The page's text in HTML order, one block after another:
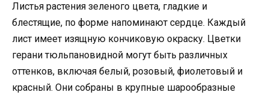
Листья растения зеленого цвета, гладкие и
блестящие, по форме напоминают сердце. Каждый
лист имеет изящную кончиковую окраску. Цветки
герани тюльпановидной могут быть различных
оттенков, включая белый, розовый, фиолетовый и
красный. Они собраны в крупные шарообразные